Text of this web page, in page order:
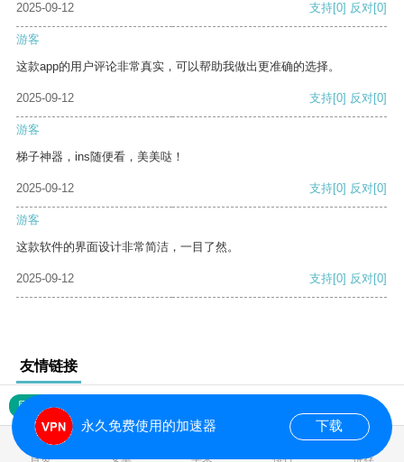
2025-09-12
支持[0] 反对[0]
游客
这款app的用户评论非常真实，可以帮助我做出更准确的选择。
2025-09-12 支持[0] 反对[0]
游客
梯子神器，ins随便看，美美哒！
2025-09-12 支持[0] 反对[0]
游客
这款软件的界面设计非常简洁，一目了然。
2025-09-12 支持[0] 反对[0]
友情链接
网站地图
首页 安卓 苹果 排行 推荐
永久免费使用的加速器 下载
0.017824s